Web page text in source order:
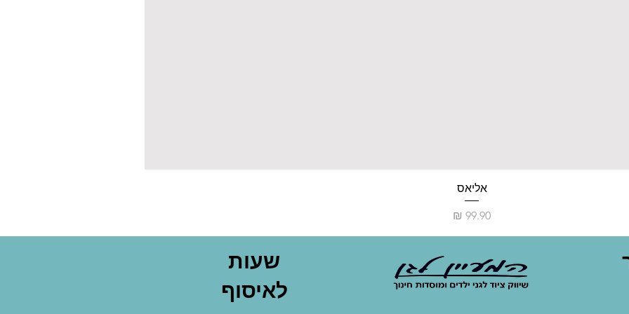
אליאס
מחיר
שעות
לאיסוף